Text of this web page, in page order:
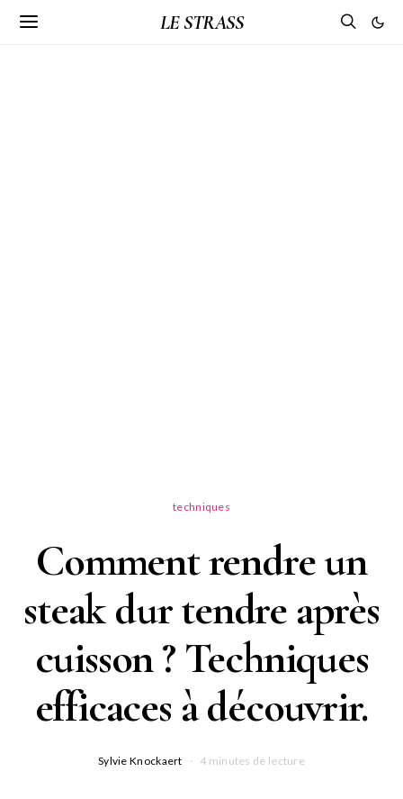
LE STRASS
techniques
Comment rendre un
steak dur tendre après
cuisson ? Techniques
efficaces à découvrir.
Sylvie Knockaert 4 minutes de lecture